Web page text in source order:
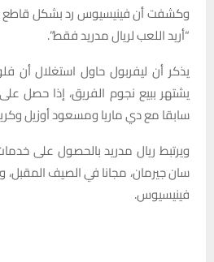
وكشفت أن فينيسيوس رد بشكل قاطع
“أريد اللعب لريال مدريد فقط”.
يذكر أن ليفربول حاول استغلال أن
يشتهر ببيع نجوم الفريق، إذا حصل
سابقا مع دي ماريا ومسعود أوزيل
ويرتبط ريال مدريد بالحصول على
سان جيرمان، مجانا في الصيف
فينيسيوس.